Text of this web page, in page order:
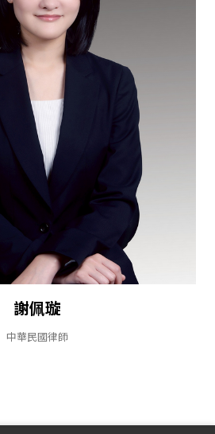
謝佩璇
中華民國律師